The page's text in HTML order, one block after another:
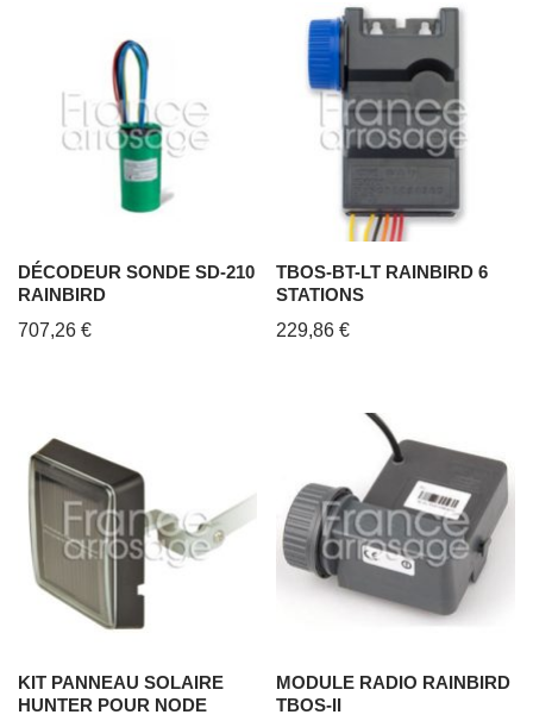
DÉCODEUR SONDE SD-210
RAINBIRD
707,26 €
TBOS-BT-LT RAINBIRD 6
STATIONS
229,86€
KIT PANNEAU SOLAIRE
HUNTER POUR NODE
MODULE RADIO RAINBIRD
TBOS-II